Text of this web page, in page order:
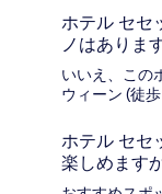
ホテル セセ
ノはありま
いいえ、この
ウィーン (徒歩
ホテル セセ
楽しめます